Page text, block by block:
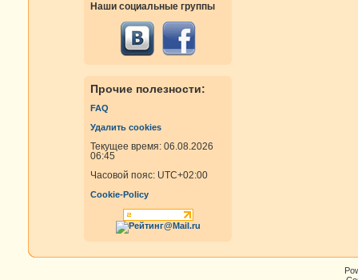
Наши социальные группы
Прочие полезности:
FAQ
Удалить cookies
Текущее время: 06.08.2026
06:45
Часовой пояс: UTC+02:00
Cookie-Policy